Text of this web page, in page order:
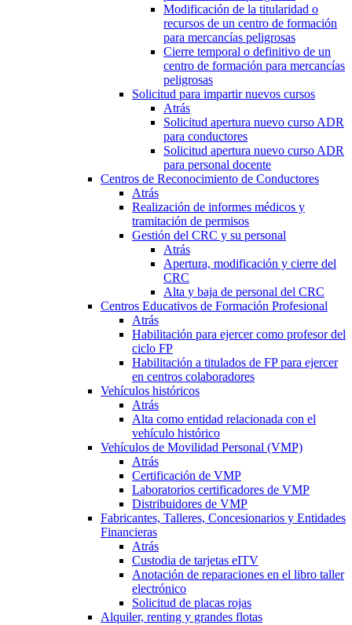
Modificación de la titularidad o
recursos de un centro de formación
para mercancías peligrosas
Cierre temporal o definitivo de un
centro de formación para mercancías
peligrosas
Solicitud para impartir nuevos cursos
Atrás
Solicitud apertura nuevo curso ADR
para conductores
Solicitud apertura nuevo curso ADR
para personal docente
Centros de Reconocimiento de Conductores
Atrás
Realización de informes médicos y
tramitación de permisos
Gestión del CRC y su personal
Atrás
Apertura, modificación y cierre del
CRC
Alta y baja de personal del CRC
Centros Educativos de Formación Profesional
Atrás
Habilitación para ejercer como profesor del
ciclo FP
Habilitación a titulados de FP para ejercer
en centros colaboradores
Vehículos históricos
Atrás
Alta como entidad relacionada con el
vehículo histórico
Vehículos de Movilidad Personal (VMP)
Atrás
Certificación de VMP
Laboratorios certificadores de VMP
Distribuidores de VMP
Fabricantes, Talleres, Concesionarios y Entidades
Financieras
Atrás
Custodia de tarjetas eITV
Anotación de reparaciones en el libro taller
electrónico
Solicitud de placas rojas
Alquiler, renting y grandes flotas